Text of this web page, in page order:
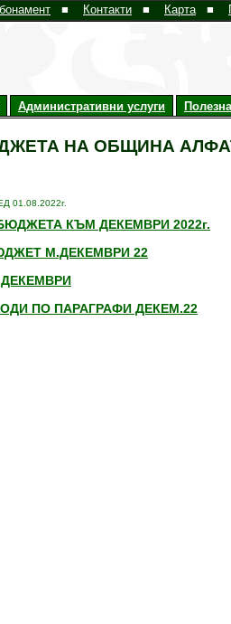
■ Контакти ■ Карта ■
Административни услуги
НА ОБЩИНА
КЪМ ДЕКЕМВРИ 2022г.
М.ДЕКЕМВРИ 22
ПО ПАРАГРАФИ ДЕКЕМ.22